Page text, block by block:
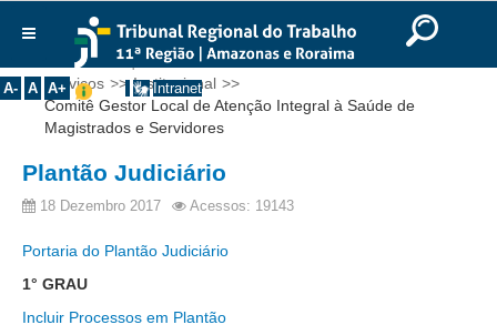
Ir para o rodapé
English
Português Español
A- A A+ Intranet
Institucional
Histórico
Corregedoria
Desembargadores
Você está aqui:Início >> Institucional >> Comitês
Serviços >> Institucional >>
Comitê Gestor Local de Atenção Integral à Saúde de
Magistrados e Servidores
Plantão Judiciário
18 Dezembro 2017 Acessos: 19143
Portaria do Plantão Judiciário
1° GRAU
Incluir Processos em Plantão